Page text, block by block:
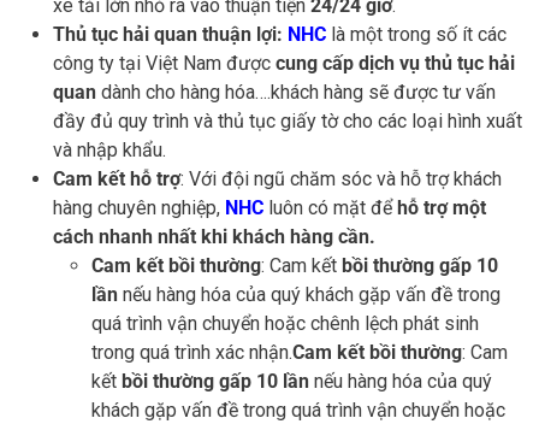
xe tải lớn nhỏ ra vào thuận tiện 24/24 giờ.
Thủ tục hải quan thuận lợi: NHC là một trong số ít các
công ty tại Việt Nam được cung cấp dịch vụ thủ tục hải
quan dành cho hàng hóa….khách hàng sẽ được tư vấn
đầy đủ quy trình và thủ tục giấy tờ cho các loại hình xuất
và nhập khẩu.
Cam kết hỗ trợ: Với đội ngũ chăm sóc và hỗ trợ khách
hàng chuyên nghiệp, NHC luôn có mặt đểhỗ trợ một
cách nhanh nhất khi khách hàng cần.
Cam kết bồi thường: Cam kết bồi thường gấp 10
lần nếu hàng hóa của quý khách gặp vấn đề trong
quá trình vận chuyển hoặc chênh lệch phát sinh
trong quá trình xác nhận.Cam kết bồi thường: Cam
kết bồi thường gấp 10 lần nếu hàng hóa của quý
khách gặp vấn đề trong quá trình vận chuyển hoặc